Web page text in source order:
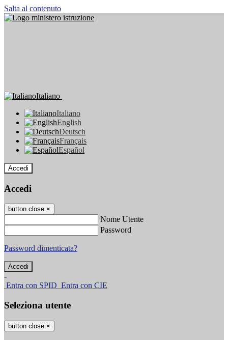
Salta al contenuto
Italiano
Italiano
English
Deutsch
Français
Español
Accedi
Accedi
button close ×
Nome Utente
Password
Password dimenticata?
-
Entra con SPID Entra con CIE
Seleziona utente
button close ×